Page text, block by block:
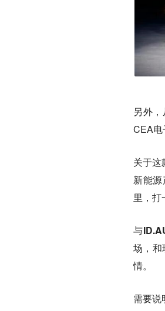
另外
CEA电
关于
新能
里，打
与
场，和
情。
需要说